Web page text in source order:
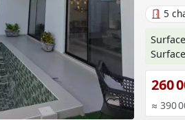
5
260
≈ 390